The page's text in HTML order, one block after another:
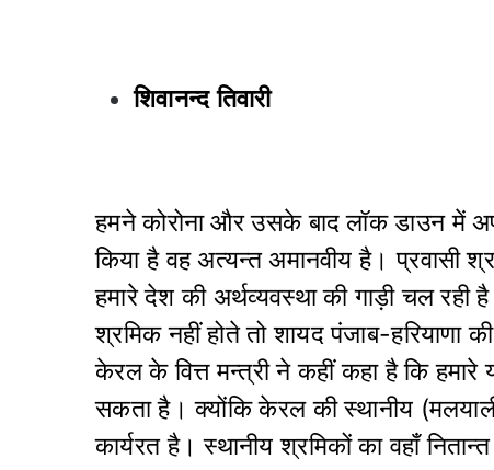
शिवानन्द तिवारी
हमने कोरोना और उसके बाद लॉक डाउन में
किया है वह अत्यन्त अमानवीय है। प्रवासी
हमारे देश की अर्थव्यवस्था की गाड़ी चल
श्रमिक नहीं होते तो शायद पंजाब-हरियाणा
केरल के वित्त मन्त्री ने कहीं कहा है कि हमारे
सकता है। क्योंकि केरल की स्थानीय
कार्यरत है। स्थानीय श्रमिकों का वहाँ